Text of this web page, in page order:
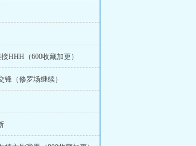
HHH（600收藏加更）
（修罗场继续）